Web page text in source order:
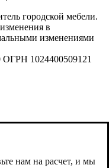
городской мебели.
в
изменениями
1024400509121
нам на расчет, и мы
аналитики Яндекс
ООО «ЯНДЕКС»,
16.